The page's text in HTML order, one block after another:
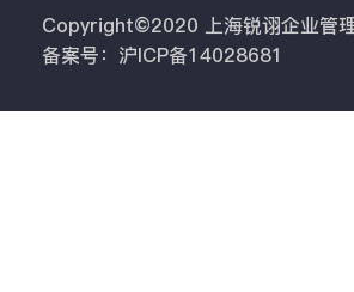
Copyright©2020 上海锐诩企业管
备案号：沪ICP备14028681